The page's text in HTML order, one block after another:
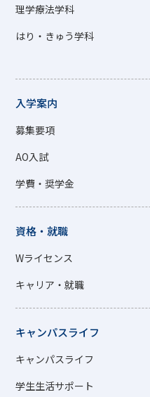
理学療法学科
はり・きゅう学科
入学案内
募集要項
AO入試
学費・奨学金
資格・就職
Wライセンス
キャリア・就職
キャンパスライフ
キャンパスライフ
学生生活サポート